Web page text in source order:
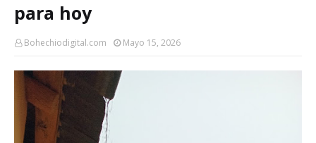
para hoy
Bohechiodigital.com Mayo 15, 2026